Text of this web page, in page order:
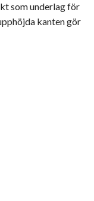
som underlag för
kanten gör